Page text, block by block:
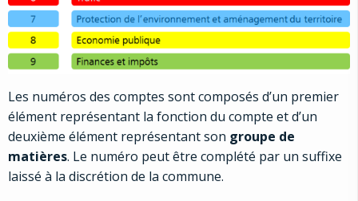
Les numéros des comptes sont composés d’un premier
élément représentant la fonction du compte et d’un
deuxième élément représentant son groupe de
matières. Le numéro peut être complété par un suffixe
laissé à la discrétion de la commune.